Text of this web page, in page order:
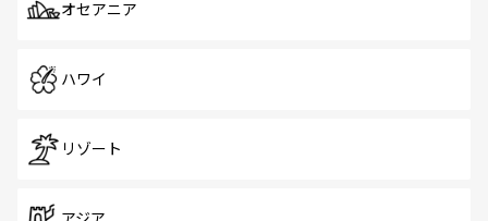
オセアニア
ハワイ
リゾート